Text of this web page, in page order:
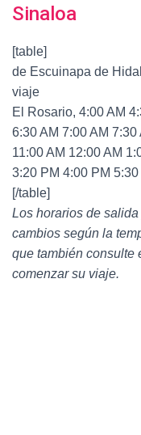
Sinaloa
[table]
de Escuinapa de
viaje
El Rosario, 4:00 AM
6:30 AM 7:00 AM 7:30
11:00 AM 12:00 AM
3:20 PM 4:00 PM
[/table]
Los horarios de
cambios según la
que también consulte
comenzar su viaje.